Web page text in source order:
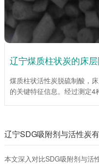
辽宁煤质柱状炭的床
煤质柱状活性炭脱硫制酸，
的关键特征信息。经过测定
力较小时对床层平均阻力系
力系数伴随着床层高度的增
10mm)床层平均阻力系数伴
辽宁SDG吸附剂与活性炭
本文深入对比SDG吸附剂与活